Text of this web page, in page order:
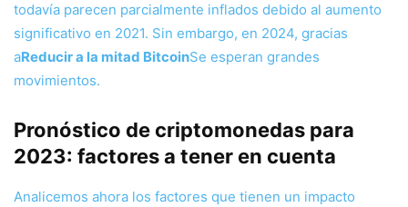
todavía parecen parcialmente inflados debido al aumento
significativo en 2021. Sin embargo, en 2024, gracias
aReducir a la mitad BitcoinSe esperan grandes
movimientos.
Pronóstico de criptomonedas para
2023: factores a tener en cuenta
Analicemos ahora los factores que tienen un impacto